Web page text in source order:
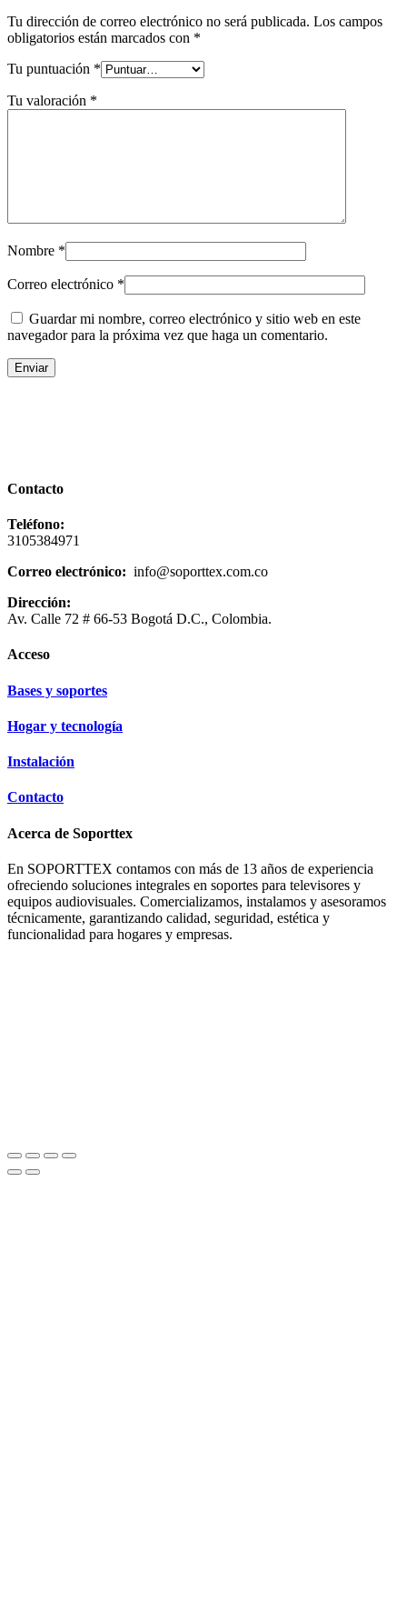
Tu dirección de correo electrónico no será publicada. Los campos
obligatorios están marcados con *
Tu puntuación *
Tu valoración *
Nombre *
Correo electrónico *
Guardar mi nombre, correo electrónico y sitio web en este
navegador para la próxima vez que haga un comentario.
Contacto
Teléfono:
3105384971
Correo electrónico: info@soporttex.com.co
Dirección:
Av. Calle 72 # 66-53 Bogotá D.C., Colombia.
Acceso
Bases y soportes
Hogar y tecnología
Instalación
Contacto
Acerca de Soporttex
En SOPORTTEX contamos con más de 13 años de experiencia
ofreciendo soluciones integrales en soportes para televisores y
equipos audiovisuales. Comercializamos, instalamos y asesoramos
técnicamente, garantizando calidad, seguridad, estética y
funcionalidad para hogares y empresas.